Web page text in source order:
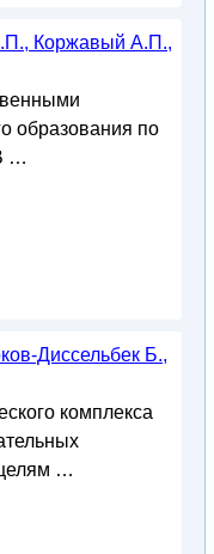
Коржавый А.П.,
образования по
…
Диссельбек Б.,
комплекса
целям …